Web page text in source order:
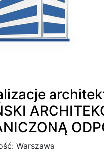
Warszawa